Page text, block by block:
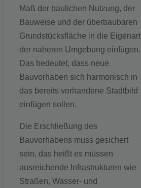
Maß der baulichen Nutzung, der
Bauweise und der überbaubaren
Grundstücksfläche in die Eigenart
der näheren Umgebung einfügen.
Das bedeutet, dass neue
Bauvorhaben sich harmonisch in
das bereits vorhandene Stadtbild
einfügen sollen.
Die Erschließung des
Bauvorhabens muss gesichert
sein, das heißt es müssen
ausreichende Infrastrukturen wie
Straßen, Wasser- und